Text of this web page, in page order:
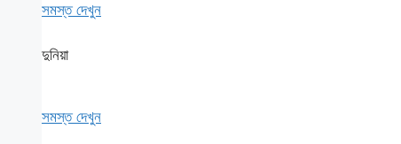
সমস্ত দেখুন
দুনিয়া
সমস্ত দেখুন